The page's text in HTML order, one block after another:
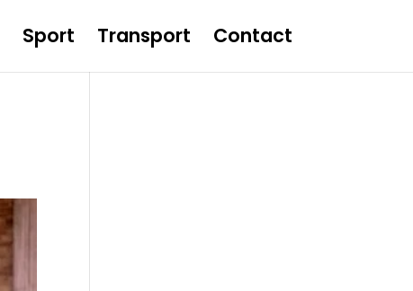
Sport Transport Contact